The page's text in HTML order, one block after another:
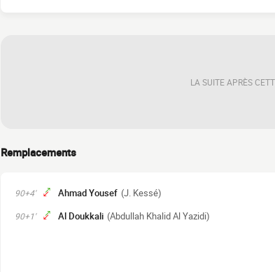
LA SUITE APRÈS
Remplacements
90+4' Ahmad Yousef (J. Kessé)
90+1' Al Doukkali (Abdullah Khalid Al Yazidi)